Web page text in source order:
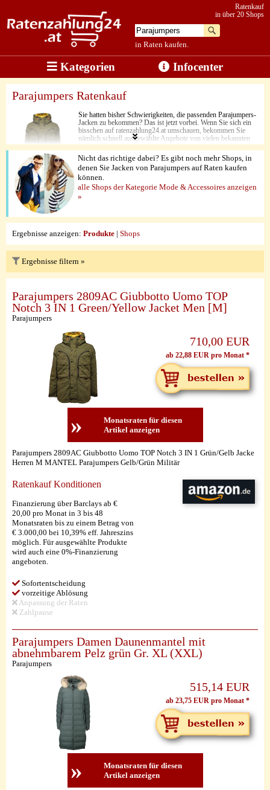
in Raten kaufen.
Ratenkauf
in über 20 Shops
Kategorien Infocenter
Parajumpers Ratenkauf
Sie hatten bisher Schwierigkeiten, die passenden Parajumpers-
Jacken zu bekommen? Das ist jetzt vorbei. Wenn Sie sich ein
bisschen auf ratenzahlung24.at umschauen, bekommen Sie
nämlich schnell ausgewählte Angebote von vielen bekannten
Online-Shops. Was Sie auch brauchen, in nur ein paar
Augenblicken ist das passende Design auf den Weg zu Ihnen.
Dabei stimmen nicht nur die Preise, sondern auch die vielen
verschiedenen Features und die Verarbeitungsqualität. Der
größte Vorteil bei der Bestellung von Parajumpers-Jacken ist
aber, dass Sie hier jedes Produkt ganz unkompliziert in Raten
bestellen können.
Nicht das richtige dabei? Es gibt noch mehr Shops, in
denen Sie Jacken von Parajumpers auf Raten kaufen
können.
alle Shops der Kategorie Mode & Accessoires anzeigen
»
Ergebnisse anzeigen: Produkte | Shops
Ergebnisse filtern »
Parajumpers 2809AC Giubbotto Uomo TOP
Notch 3 IN 1 Green/Yellow Jacket Men [M]
Parajumpers
710,00 EUR
ab 22,88 EUR pro Monat *
Parajumpers 2809AC Giubbotto Uomo TOP Notch 3 IN 1 Grün/Gelb Jacke
Herren M MANTEL Parajumpers Gelb/Grün Militär
Ratenkauf Konditionen
Finanzierung über Barclays ab €
20,00 pro Monat in 3 bis 48
Monatsraten bis zu einem Betrag von
€ 3.000,00 bei 10,39% eff. Jahreszins
möglich. Für ausgewählte Produkte
wird auch eine 0%-Finanzierung
angeboten.
Sofortentscheidung
vorzeitige Ablösung
Anpassung der Raten
Zahlpause
»
Monatsraten für diesen
Artikel anzeigen
Parajumpers Damen Daunenmantel mit
abnehmbarem Pelz grün Gr. XL (XXL)
Parajumpers
515,14 EUR
ab 23,75 EUR pro Monat *
»
Monatsraten für diesen
Artikel anzeigen